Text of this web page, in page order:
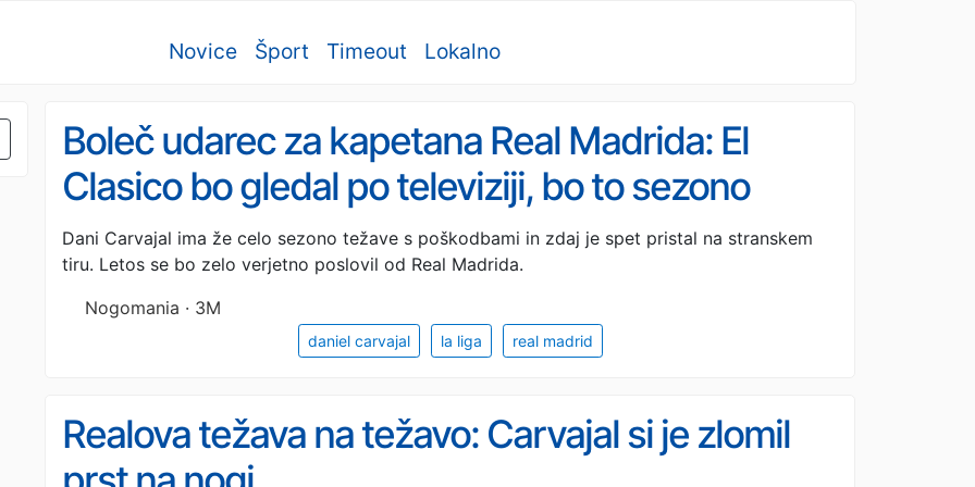
Novice Šport Timeout Lokalno
Boleč udarec za kapetana Real Madrida: El
Clasico bo gledal po televiziji, bo to sezono
sploh še igral?
Dani Carvajal ima že celo sezono težave s poškodbami in zdaj je spet pristal na stranskem
tiru. Letos se bo zelo verjetno poslovil od Real Madrida.
Nogomania · 3M
daniel carvajal la liga real madrid
Realova težava na težavo: Carvajal si je zlomil